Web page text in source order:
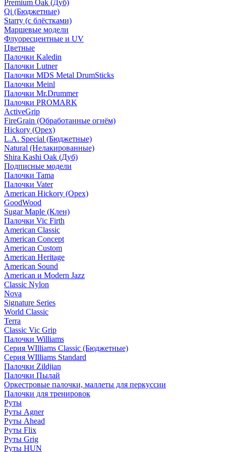
Premium Oak (Дуб)
Qi (Бюджетные)
Starry (с блёстками)
Маршевые модели
Флуоресцентные и UV
Цветные
Палочки Kaledin
Палочки Lutner
Палочки MDS Metal DrumSticks
Палочки Meinl
Палочки Mr.Drummer
Палочки PROMARK
ActiveGrip
FireGrain (Обработанные огнём)
Hickory (Орех)
L.A. Special (Бюджетные)
Natural (Нелакированные)
Shira Kashi Oak (Дуб)
Подписные модели
Палочки Tama
Палочки Vater
American Hickory (Орех)
GoodWood
Sugar Maple (Клен)
Палочки Vic Firth
American Classic
American Concept
American Custom
American Heritage
American Sound
American и Modern Jazz
Classic Nylon
Nova
Signature Series
World Classic
Terra
Classic Vic Grip
Палочки Williams
Серия WIlliams Classic (Бюджетные)
Серия WIlliams Standard
Палочки Zildjian
Палочки Пылай
Оркестровые палочки, маллеты для перкуссии
Палочки для тренировок
Руты
Руты Agner
Руты Ahead
Руты Flix
Руты Grig
Руты HUN